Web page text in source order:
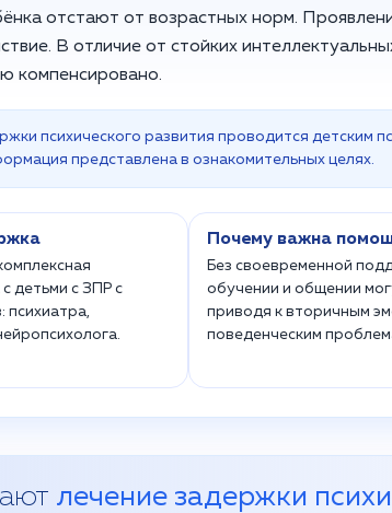
отстают от возрастных норм.
В отличие от стойких
компенсировано.
психического развития проводится детским
представлена в ознакомительных целях.
детьми с ЗПР с
психиатра,
Почему важна
Без своевременной
обучении и общении
приводя к вторичным
поведенческим
лечение задержки